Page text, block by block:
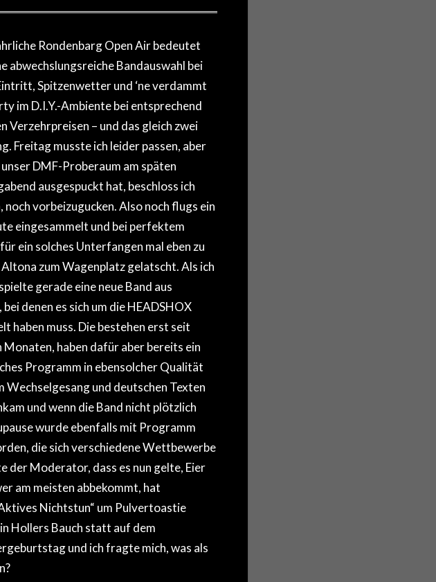
Rondenbarg Open Air bedeutet
abwechslungsreiche Bandauswahl bei
Spitzenwetter und ‘ne verdammt
im D.I.Y.-Ambiente bei entsprechend
Verzehrpreisen – und das gleich zwei
Freitag musste ich leider passen, aber
unser DMF-Proberaum am späten
ausgespuckt hat, beschloss ich
noch vorbeizugucken. Also noch flugs ein
eingesammelt und bei perfektem
ein solches Unterfangen mal eben zu
Altona zum Wagenplatz gelatscht. Als ich
gerade eine neue Band aus
bei denen es sich um die HEADSHOX
haben muss. Die bestehen erst seit
Monaten, haben dafür aber bereits ein
Programm in ebensolcher Qualität
und deutschen Texten
und wenn die Band nicht plötzlich
wurde ebenfalls mit Programm
die sich verschiedene Wettbewerbe
Moderator, dass es nun gelte, Eier
am meisten abbekommt, hat
Nichtstun“ um Pulvertoastie
Hollers Bauch statt auf dem
und ich fragte mich, was als